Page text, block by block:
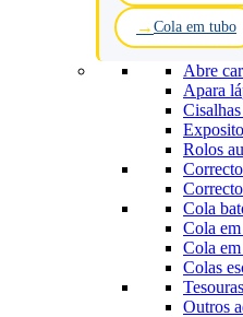
Cola em tubo
Abre
Apara
Rolos
Cola
Cola
Cola
Colas
Tesouras
Outros